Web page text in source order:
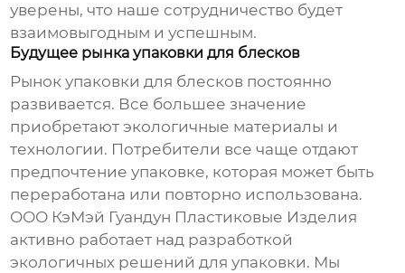
уверены, что наше сотрудничество будет
взаимовыгодным и успешным.
Будущее рынка упаковки для блесков
Рынок упаковки для блесков постоянно
развивается. Все большее значение
приобретают экологичные материалы и
технологии. Потребители все чаще отдают
предпочтение упаковке, которая может быть
переработана или повторно использована.
ООО КэМэй Гуандун Пластиковые Изделия
активно работает над разработкой
экологичных решений для упаковки. Мы